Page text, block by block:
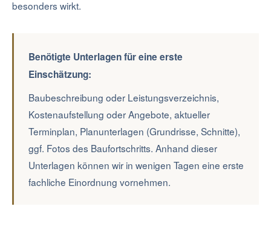
besonders wirkt.
Benötigte Unterlagen für eine erste
Einschätzung:
Baubeschreibung oder Leistungsverzeichnis,
Kostenaufstellung oder Angebote, aktueller
Terminplan, Planunterlagen (Grundrisse, Schnitte),
ggf. Fotos des Baufortschritts. Anhand dieser
Unterlagen können wir in wenigen Tagen eine erste
fachliche Einordnung vornehmen.